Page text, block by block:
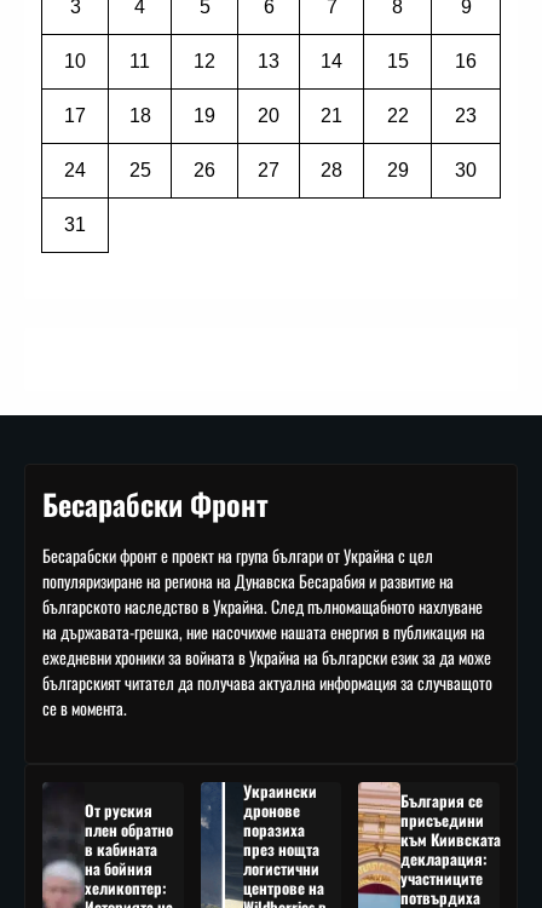
3 4 5 6 7 8 9
10 11 12 13 14 15 16
17 18 19 20 21 22 23
24 25 26 27 28 29 30
31
Бесарабски Фронт
Бесарабски фронт е проект на група българи от Украйна с цел
популяризиране на региона на Дунавска Бесарабия и развитие на
българското наследство в Украйна. След пълномащабното нахлуване
на държавата-грешка, ние насочихме нашата енергия в публикация на
ежедневни хроники за войната в Украйна на български език за да може
българският читател да получава актуална информация за случващото
се в момента.
От руския
плен обратно
в кабината
на бойния
хеликоптер:
Украински
дронове
поразиха
през нощта
логистични
центрове на
България се
присъедини
към Киивската
декларация:
участниците
потвърдиха